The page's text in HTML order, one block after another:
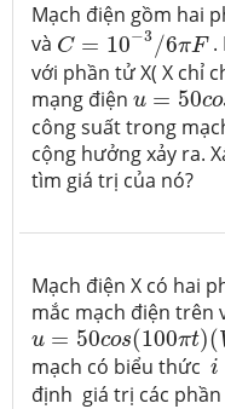
Mạch điện gồm hai
và C = 10−3 /6πF
C= 10−3/6πF
.
với phần tử X( X chỉ
mạng điện u = 50co
u=50cos
công suất trong
cộng hưởng xảy ra.
tìm giá trị của nó?
Mạch điện X có hai
mắc mạch điện trên
u = 50cos(100πt)(
u=50cos(100πt)(V)
mạch có biểu thức i
i
định giá trị các